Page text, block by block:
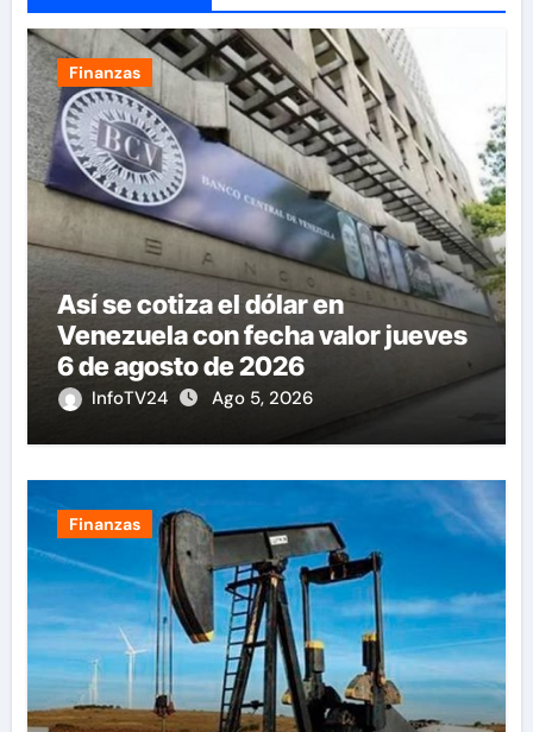
Finanzas
Así se cotiza el dólar en
Venezuela con fecha valor jueves
6 de agosto de 2026
InfoTV24 Ago 5, 2026
Finanzas